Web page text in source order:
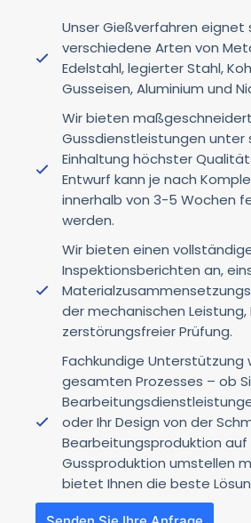
Unser Gießverfahren eignet
verschiedene Arten von
Edelstahl, legierter Stahl,
Gusseisen, Aluminium und
Wir bieten
Gussdienstleistungen unter
Einhaltung höchster
Entwurf kann je nach
innerhalb von 3-5 Wochen
werden.
Wir bieten einen
Inspektionsberichten an,
der mechanischen
zerstörungsfreier Prüfung.
Fachkundige Unterstützung
gesamten Prozesses – ob
oder Ihr Design von der
Bearbeitungsproduktion auf
Gussproduktion umstellen
bietet Ihnen die beste